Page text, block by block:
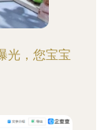
光，您宝宝